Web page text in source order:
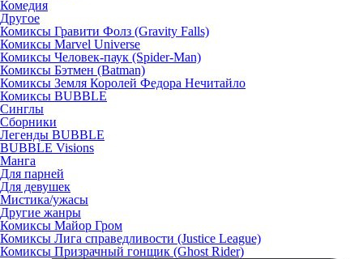
Комедия
Другое
Комиксы Гравити Фолз (Gravity Falls)
Комиксы Marvel Universe
Комиксы Человек-паук (Spider-Man)
Комиксы Бэтмен (Batman)
Комиксы Земля Королей Федора Нечитайло
Комиксы BUBBLE
Синглы
Сборники
Легенды BUBBLE
BUBBLE Visions
Манга
Для парней
Для девушек
Мистика/ужасы
Другие жанры
Комиксы Майор Гром
Комиксы Лига справедливости (Justice League)
Комиксы Призрачный гонщик (Ghost Rider)